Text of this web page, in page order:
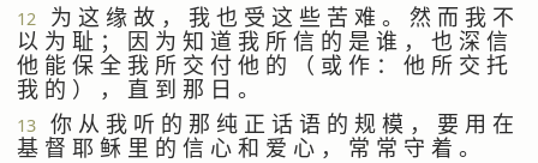
12
为 这 缘 故 ， 我 也 受 这 些 苦 难 。 然 而 我 不
以 为 耻 ； 因 为 知 道 我 所 信 的 是 谁 ， 也 深 信
他 能 保 全 我 所 交 付 他 的 （ 或 作 ： 他 所 交 托
我 的 ） ， 直 到 那 日 。
13
你 从 我 听 的 那 纯 正 话 语 的 规 模 ， 要 用 在
基 督 耶 稣 里 的 信 心 和 爱 心 ， 常 常 守 着 。